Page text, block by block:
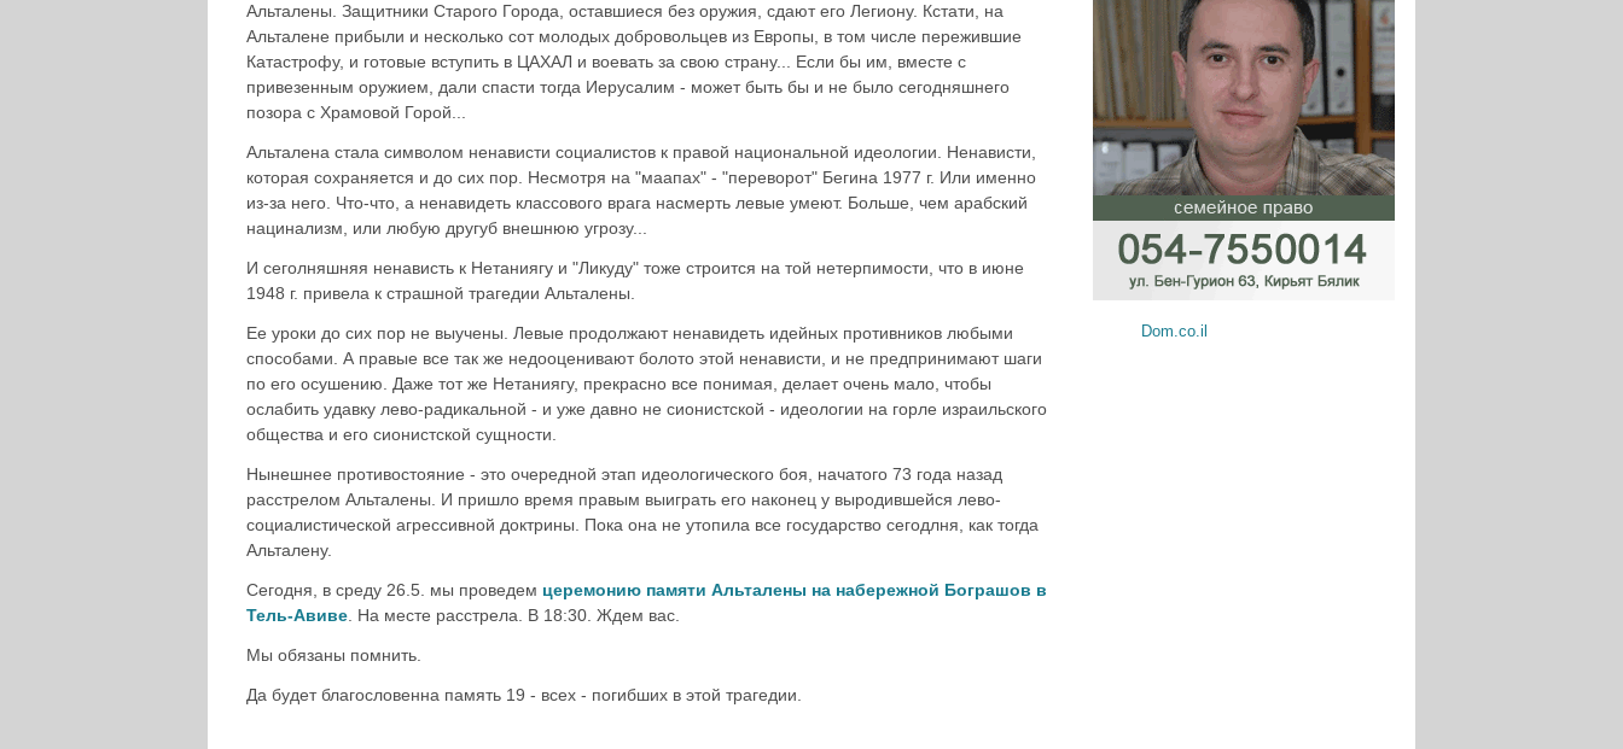
Альталены. Защитники Старого Города, оставшиеся без оружия, сдают его Легиону. Кстати, на
Альталене прибыли и несколько сот молодых добровольцев из Европы, в том числе пережившие
Катастрофу, и готовые вступить в ЦАХАЛ и воевать за свою страну... Если бы им, вместе с
привезенным оружием, дали спасти тогда Иерусалим - может быть бы и не было сегодняшнего
позора с Храмовой Горой...
Альталена стала символом ненависти социалистов к правой национальной идеологии. Ненависти,
которая сохраняется и до сих пор. Несмотря на "маапах" - "переворот" Бегина 1977 г. Или именно
из-за него. Что-что, а ненавидеть классового врага насмерть левые умеют. Больше, чем арабский
нацинализм, или любую другуб внешнюю угрозу...
И сеголняшняя ненависть к Нетаниягу и "Ликуду" тоже строится на той нетерпимости, что в июне
1948 г. привела к страшной трагедии Альталены.
Ее уроки до сих пор не выучены. Левые продолжают ненавидеть идейных противников любыми
способами. А правые все так же недооценивают болото этой ненависти, и не предпринимают шаги
по его осушению. Даже тот же Нетаниягу, прекрасно все понимая, делает очень мало, чтобы
ослабить удавку лево-радикальной - и уже давно не сионистской - идеологии на горле израильского
общества и его сионистской сущности.
Нынешнее противостояние - это очередной этап идеологического боя, начатого 73 года назад
расстрелом Альталены. И пришло время правым выиграть его наконец у выродившейся лево-
социалистической агрессивной доктрины. Пока она не утопила все государство сегодлня, как тогда
Альталену.
Сегодня, в среду 26.5. мы проведем церемонию памяти Альталены на набережной Бограшов в
Тель-Авиве . На месте расстрела. В 18:30. Ждем вас.
Мы обязаны помнить.
Да будет благословенна память 19 - всех - погибших в этой трагедии.
Dom.co.il